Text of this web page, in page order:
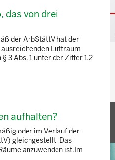
das von drei
der ArbStättV hat der
Luftraum
3 Abs. 1 unter der Ziffer 1.2
aufhalten?
oder im Verlauf der
gleichgestellt. Das
anzuwenden ist.Im